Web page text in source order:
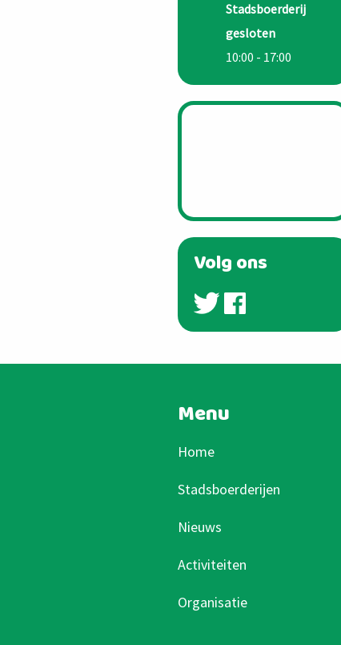
Stadsboerderij
gesloten
10:00 - 17:00
Volg ons
Menu
Home
Stadsboerderijen
Nieuws
Activiteiten
Organisatie